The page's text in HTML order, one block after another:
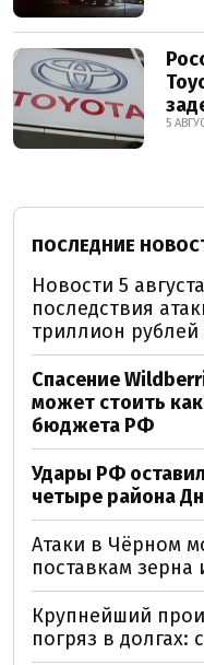
5
ПОСЛЕДНИЕ
Новости 5
последствия
триллион
Спасение
может стоить
бюджета РФ
Удары РФ
четыре района
Атаки в Чёрном
поставкам зерна
Крупнейший
погряз в долгах: